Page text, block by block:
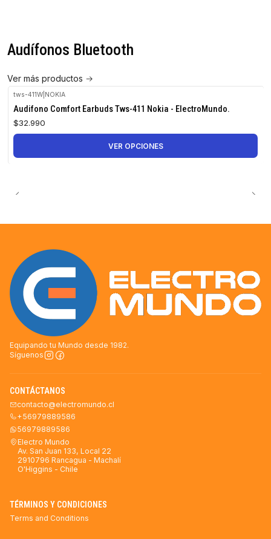
Audífonos Bluetooth
Ver más productos
tws-411W| NOKIA
Audifono Comfort Earbuds Tws-411 Nokia - ElectroMundo.
$32.990
VER OPCIONES
Equipando tu Mundo desde 1982.
Síguenos
CONTÁCTANOS
contacto@electromundo.cl
+56979889586
56979889586
Electro Mundo
Av. San Juan 133, Local 22
2910796 Rancagua - Machalí
O'Higgins - Chile
TÉRMINOS Y CONDICIONES
Terms and Conditions